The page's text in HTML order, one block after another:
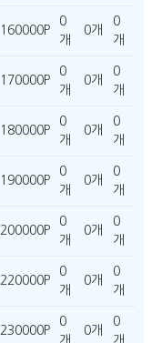
160000P
0
개
0개
0
개
170000P
0
개
0개
0
개
180000P
0
개
0개
0
개
190000P
0
개
0개
0
개
200000P
0
개
0개
0
개
220000P
0
개
0개
0
개
230000P
0
개
0개
0
개